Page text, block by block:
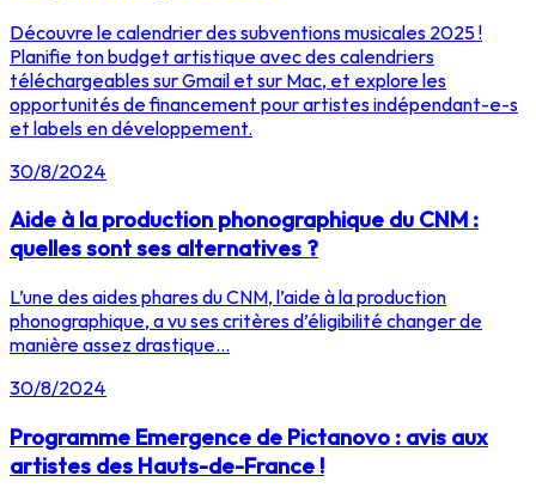
Découvre le calendrier des subventions musicales 2025 !
Planifie ton budget artistique avec des calendriers
téléchargeables sur Gmail et sur Mac, et explore les
opportunités de financement pour artistes indépendant-e-s
et labels en développement.
30/8/2024
Aide à la production phonographique du CNM :
quelles sont ses alternatives ?
L’une des aides phares du CNM, l’aide à la production
phonographique, a vu ses critères d’éligibilité changer de
manière assez drastique...
30/8/2024
Programme Emergence de Pictanovo : avis aux
artistes des Hauts-de-France !